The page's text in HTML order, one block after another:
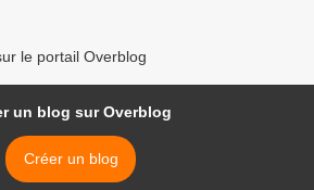
le portail Overblog
un blog sur Overblog
Créer un blog